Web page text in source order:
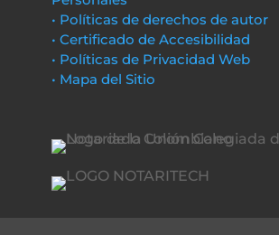
• Políticas de derechos de autor
• Certificado de Accesibilidad
• Políticas de Privacidad Web
• Mapa del Sitio